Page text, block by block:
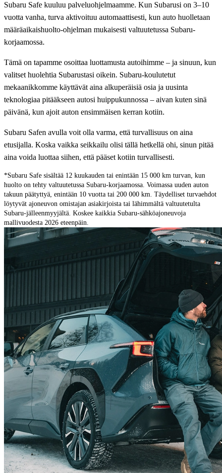
Subaru Safe kuuluu palveluohjelmaamme. Kun Subarusi on 3–10
vuotta vanha, turva aktivoituu automaattisesti, kun auto huolletaan
määräaikaishuolto-ohjelman mukaisesti valtuutetussa Subaru-
korjaamossa.
Tämä on tapamme osoittaa luottamusta autoihimme – ja sinuun, kun
valitset huolehtia Subarustasi oikein. Subaru-koulutetut
mekaanikkomme käyttävät aina alkuperäisiä osia ja uusinta
teknologiaa pitääkseen autosi huippukunnossa – aivan kuten sinä
päivänä, kun ajoit auton ensimmäisen kerran kotiin.
Subaru Safen avulla voit olla varma, että turvallisuus on aina
etusijalla. Koska vaikka seikkailu olisi tällä hetkellä ohi, sinun pitää
aina voida luottaa siihen, että pääset kotiin turvallisesti.
*Subaru Safe sisältää 12 kuukauden tai enintään 15 000 km turvan, kun
huolto on tehty valtuutetussa Subaru-korjaamossa. Voimassa uuden auton
takuun päätyttyä, enintään 10 vuotta tai 200 000 km. Täydelliset turvaehdot
löytyvät ajoneuvon omistajan asiakirjoista tai lähimmältä valtuutetulta
Subaru-jälleenmyyjältä. Koskee kaikkia Subaru-sähköajoneuvoja
mallivuodesta 2026 eteenpäin.